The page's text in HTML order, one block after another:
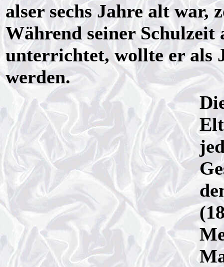
alser sechs Jahre alt war,
Während seiner Schulzeit
unterrichtet, wollte er als
werden.